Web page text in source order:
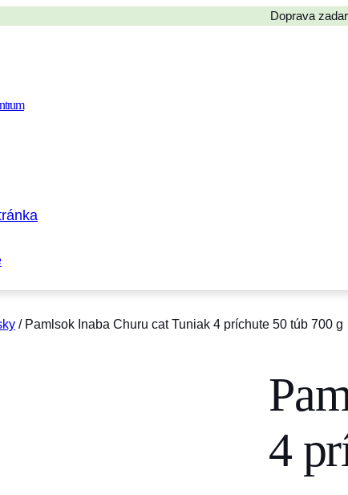
Doprava
/ Pamlsok Inaba Churu cat Tuniak 4 príchute 50 túb 700 g
4